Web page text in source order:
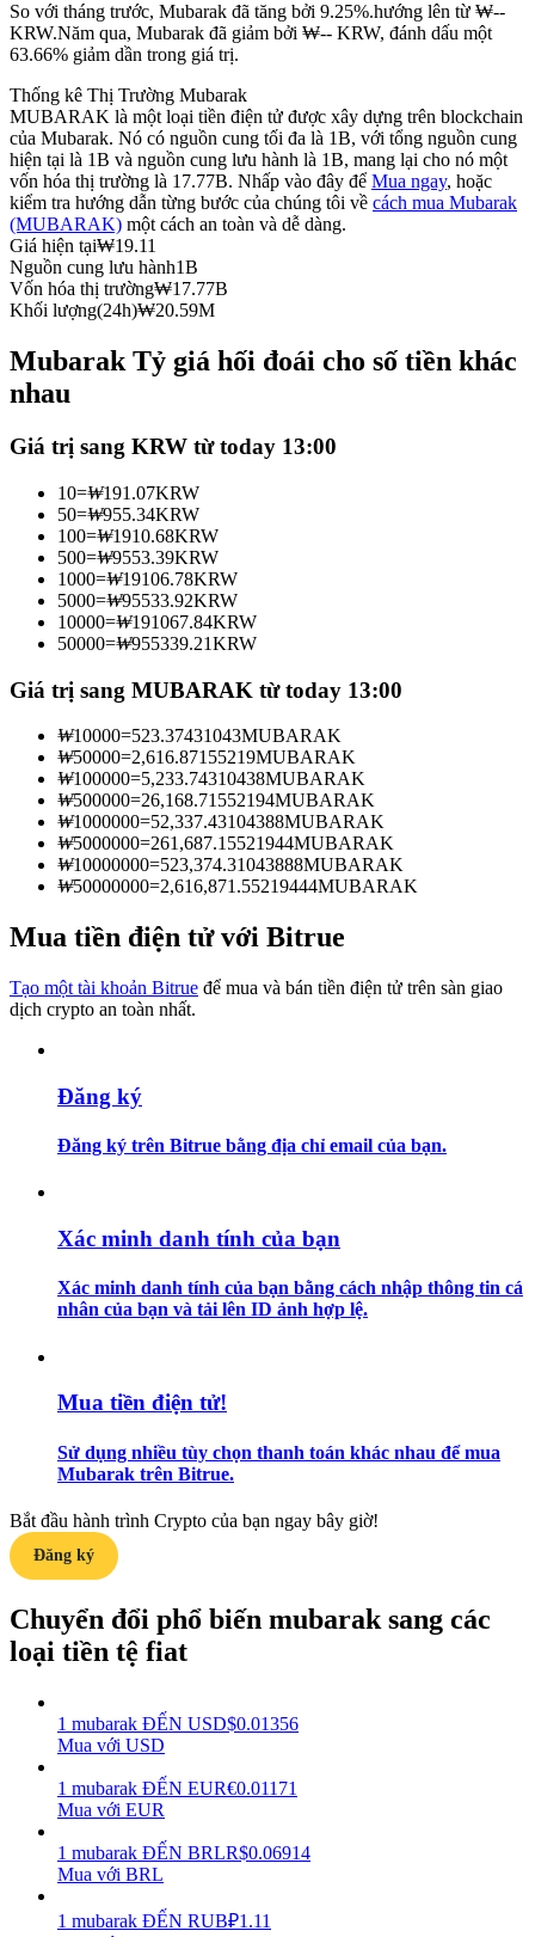
USDC Futures vĩnh cửu
Futures sử dụng USDC làm tài sản thế chấp
Sao chép Giao dịch
Trở thành Nhà giao dịch Sao chép
Tận hưởng chia sẻ lợi nhuận và hoa hồng giao dịch sao chép
Thông tin
Hướng dẫn
Học cách duy trì lợi nhuận
Power Piggy
So với tháng trước, Mubarak đã tăng bởi 9.25%.hướng lên từ ₩--
KRW.Năm qua, Mubarak đã giảm bởi ₩-- KRW, đánh dấu một
63.66% giảm dần trong giá trị.
Thống kê Thị Trường Mubarak
MUBARAK là một loại tiền điện tử được xây dựng trên blockchain
của Mubarak. Nó có nguồn cung tối đa là 1B, với tổng nguồn cung
hiện tại là 1B và nguồn cung lưu hành là 1B, mang lại cho nó một
vốn hóa thị trường là 17.77B. Nhấp vào đây để Mua ngay, hoặc
kiểm tra hướng dẫn từng bước của chúng tôi về cách mua Mubarak
(MUBARAK) một cách an toàn và dễ dàng.
Giá hiện tại₩19.11
Nguồn cung lưu hành1B
Vốn hóa thị trường₩17.77B
Khối lượng(24h)₩20.59M
Mubarak Tỷ giá hối đoái cho số tiền khác
nhau
Giá trị sang KRW từ today 13:00
10=₩191.07KRW
50=₩955.34KRW
100=₩1910.68KRW
500=₩9553.39KRW
1000=₩19106.78KRW
5000=₩95533.92KRW
10000=₩191067.84KRW
50000=₩955339.21KRW
Giá trị sang MUBARAK từ today 13:00
₩10000=523.37431043MUBARAK
₩50000=2,616.87155219MUBARAK
₩100000=5,233.74310438MUBARAK
₩500000=26,168.71552194MUBARAK
₩1000000=52,337.43104388MUBARAK
₩5000000=261,687.15521944MUBARAK
₩10000000=523,374.31043888MUBARAK
₩50000000=2,616,871.55219444MUBARAK
Mua tiền điện tử với Bitrue
Tạo một tài khoản Bitrue để mua và bán tiền điện tử trên sàn giao
dịch crypto an toàn nhất.
Đăng ký
Đăng ký trên Bitrue bằng địa chỉ email của bạn.
Xác minh danh tính của bạn
Xác minh danh tính của bạn bằng cách nhập thông tin cá
nhân của bạn và tải lên ID ảnh hợp lệ.
Mua tiền điện tử!
Sử dụng nhiều tùy chọn thanh toán khác nhau để mua
Mubarak trên Bitrue.
Bắt đầu hành trình Crypto của bạn ngay bây giờ!
Đăng ký
Chuyển đổi phổ biến mubarak sang các
loại tiền tệ fiat
1 mubarak ĐẾN USD$0.01356
Mua với USD
1 mubarak ĐẾN EUR€0.01171
Mua với EUR
1 mubarak ĐẾN BRLR$0.06914
Mua với BRL
1 mubarak ĐẾN RUB₽1.11